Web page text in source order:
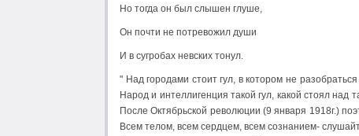
Но тогда он был слышен глуше,
Он почти не потревожил души
И в сугробах невских тонул.
" Над городами стоит гул, в котором не
Народ и интеллигенция такой гул, какой стоял над
После Октябрьской революции (9 января 1918г.)
Всем телом, всем сердцем, всем сознанием-